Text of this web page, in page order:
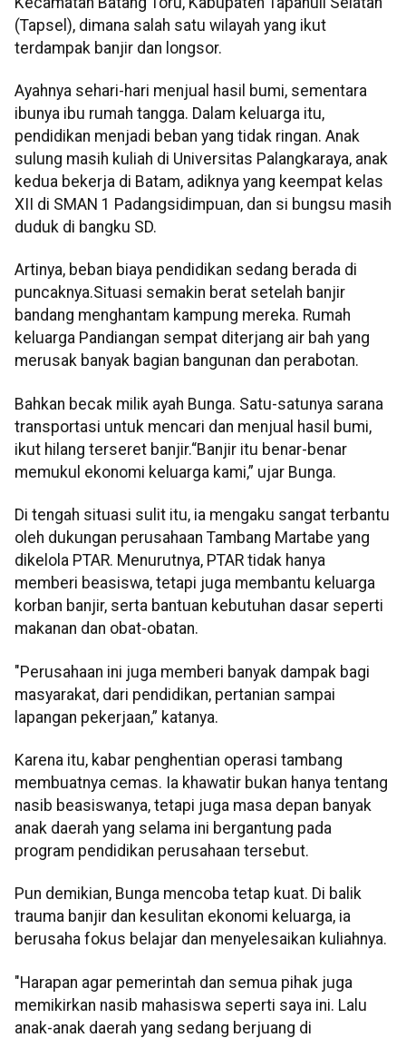
(Tapsel), dimana salah satu wilayah yang ikut
terdampak banjir dan longsor.
Ayahnya sehari-hari menjual hasil bumi, sementara
ibunya ibu rumah tangga. Dalam keluarga itu,
pendidikan menjadi beban yang tidak ringan. Anak
sulung masih kuliah di Universitas Palangkaraya, anak
kedua bekerja di Batam, adiknya yang keempat kelas
XII di SMAN 1 Padangsidimpuan, dan si bungsu masih
duduk di bangku SD.
Artinya, beban biaya pendidikan sedang berada di
puncaknya.Situasi semakin berat setelah banjir
bandang menghantam kampung mereka. Rumah
keluarga Pandiangan sempat diterjang air bah yang
merusak banyak bagian bangunan dan perabotan.
Bahkan becak milik ayah Bunga. Satu-satunya sarana
transportasi untuk mencari dan menjual hasil bumi,
ikut hilang terseret banjir.“Banjir itu benar-benar
memukul ekonomi keluarga kami,” ujar Bunga.
Di tengah situasi sulit itu, ia mengaku sangat terbantu
oleh dukungan perusahaan Tambang Martabe yang
dikelola PTAR. Menurutnya, PTAR tidak hanya
memberi beasiswa, tetapi juga membantu keluarga
korban banjir, serta bantuan kebutuhan dasar seperti
makanan dan obat-obatan.
"Perusahaan ini juga memberi banyak dampak bagi
masyarakat, dari pendidikan, pertanian sampai
lapangan pekerjaan,” katanya.
Karena itu, kabar penghentian operasi tambang
membuatnya cemas. Ia khawatir bukan hanya tentang
nasib beasiswanya, tetapi juga masa depan banyak
anak daerah yang selama ini bergantung pada
program pendidikan perusahaan tersebut.
Pun demikian, Bunga mencoba tetap kuat. Di balik
trauma banjir dan kesulitan ekonomi keluarga, ia
berusaha fokus belajar dan menyelesaikan kuliahnya.
"Harapan agar pemerintah dan semua pihak juga
memikirkan nasib mahasiswa seperti saya ini. Lalu
anak-anak daerah yang sedang berjuang di